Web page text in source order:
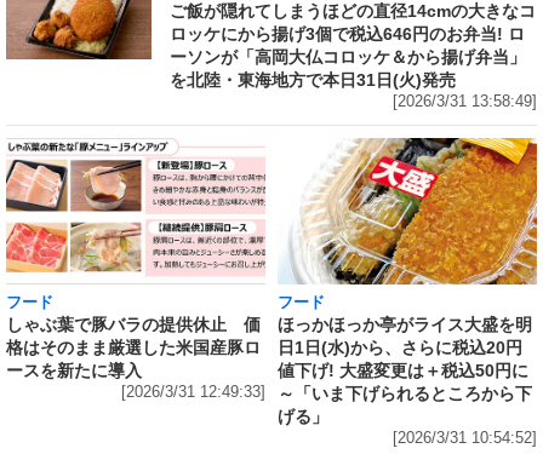
ご飯が隠れてしまうほどの直径14cmの大きなコ
ロッケにから揚げ3個で税込646円のお弁当! ロ
ーソンが「高岡大仏コロッケ＆から揚げ弁当」
を北陸・東海地方で本日31日(火)発売
[2026/3/31 13:58:49]
フード
しゃぶ葉で豚バラの提供休止 価
格はそのまま厳選した米国産豚ロ
ースを新たに導入
[2026/3/31 12:49:33]
フード
ほっかほっか亭がライス大盛を明
日1日(水)から、さらに税込20円
値下げ! 大盛変更は＋税込50円に
～「いま下げられるところから下
げる」
[2026/3/31 10:54:52]